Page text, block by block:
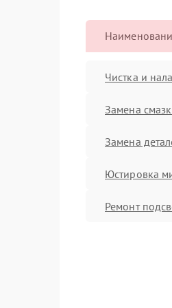
Чистка и
Замена
Замена
Юстировка
Ремонт